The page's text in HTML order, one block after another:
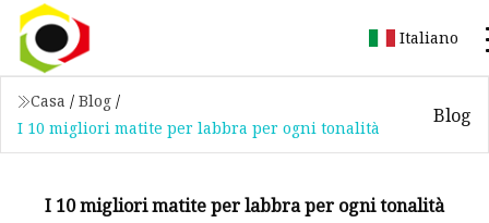
Italiano
Casa / Blog /
I 10 migliori matite per labbra per ogni tonalità
Blog
I 10 migliori matite per labbra per ogni tonalità